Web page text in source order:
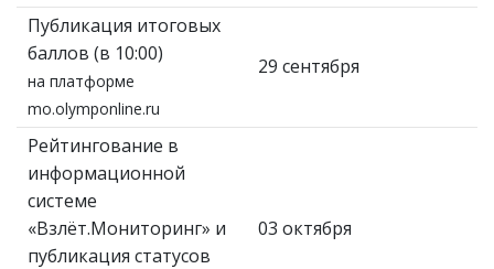
Публикация итоговых
баллов (в 10:00)
на платформе
mo.olymponline.ru
29 сентября
Рейтингование в
информационной
системе
«Взлёт.Мониторинг» и
публикация статусов
03 октября